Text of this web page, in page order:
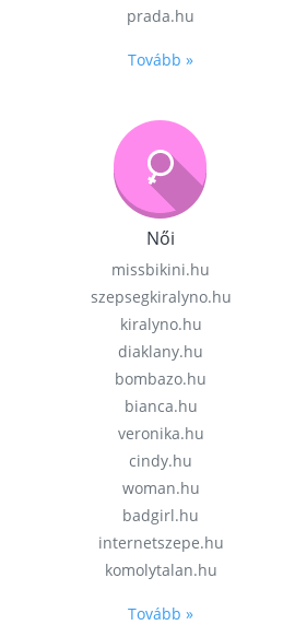
prada.hu
Tovább »
Női
missbikini.hu
szepsegkiralyno.hu
kiralyno.hu
diaklany.hu
bombazo.hu
bianca.hu
veronika.hu
cindy.hu
woman.hu
badgirl.hu
internetszepe.hu
komolytalan.hu
Tovább »